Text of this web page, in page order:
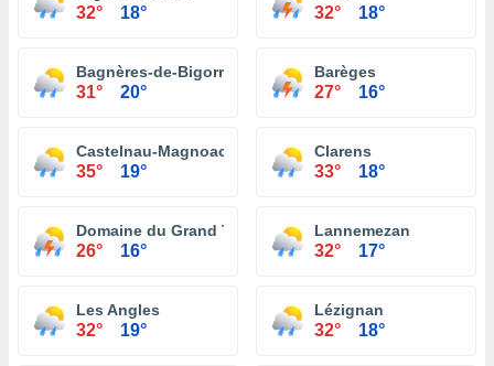
32° 18° 32° 18°
Bagnères-de-Bigorre
31° 20°
Barèges
27° 16°
Castelnau-Magnoac
35° 19°
Clarens
33° 18°
Domaine du Grand Tourmalet
26° 16°
Lannemezan
32° 17°
Les Angles
32° 19°
Lézignan
32° 18°